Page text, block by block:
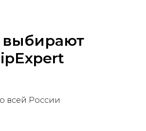
всей России